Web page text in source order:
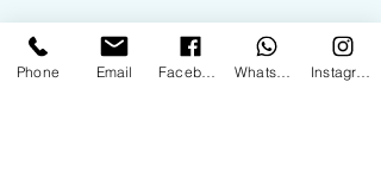
Vitali-D geeft 10 % korting
op alle
producten van Biotics. Biotics werkt niet
met een traject, maar deze supplementen
Phone Email